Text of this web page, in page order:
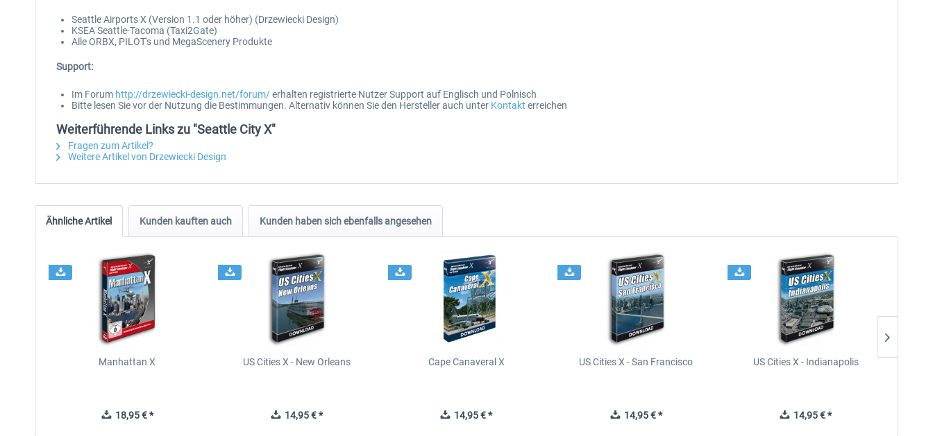
Seattle Airports X (Version 1.1 oder höher) (Drzewiecki Design)
KSEA Seattle-Tacoma (Taxi2Gate)
Alle ORBX, PILOT's und MegaScenery Produkte
Support:
Im Forum http://drzewiecki-design.net/forum/erhalten registrierte Nutzer Support auf Englisch und Polnisch
Bitte lesen Sie vor der Nutzung die Bestimmungen. Alternativ können Sie den Hersteller auch unter Kontakt erreichen
Weiterführende Links zu "Seattle City X"
Fragen zum Artikel?
Weitere Artikel von Drzewiecki Design
Ähnliche Artikel Kunden kauften auch Kunden haben sich ebenfalls angesehen
Manhattan X
18,95 € *
US Cities X - New Orleans
14,95 € *
Cape Canaveral X
14,95 € *
US Cities X - San Francisco
14,95 € *
US Cities X - Indianapolis
14,95 € *